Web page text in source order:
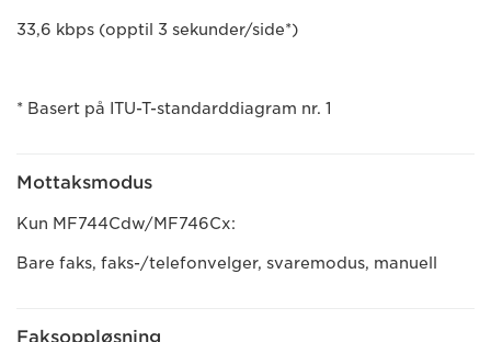
33,6 kbps (opptil 3 sekunder/side*)
* Basert på ITU-T-standarddiagram nr. 1
Mottaksmodus
Kun MF744Cdw/MF746Cx:
Bare faks, faks-/telefonvelger, svaremodus, manuell
Faksoppløsning